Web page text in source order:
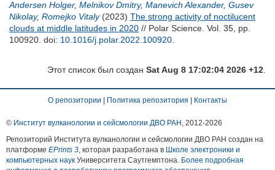
Andersen Holger, Melnikov Dmitry, Manevich Alexander, Gusev
Nikolay, Romejko Vitaly(2023) The strong activity of noctilucent
clouds at middle latitudes in 2020 // Polar Science. Vol. 35, pp.
100920. doi: 10.1016/j.polar.2022.100920
Этот список был создан Sat Aug 8 17:02:04 2026 +12
О репозитории Политика репозитория Контакты
© Институт вулканологии и сейсмологии ДВО РАН , 2012-2026
Репозиторий Института вулканологии и сейсмологии ДВО РАН создан на
платформе EPrints 3, которая разработана в Школе электроники и
компьютерных наук Университета Саутгемптона. Более подробная